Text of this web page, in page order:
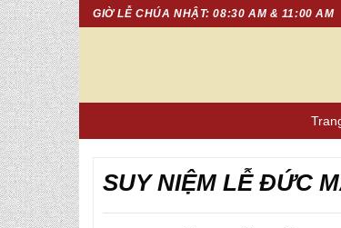
Chuyển
đến
GIỜ LỄ CHÚA NHẬT: 08:30 AM & 11:00 AM
SUY NIỆM LỄ ĐỨC